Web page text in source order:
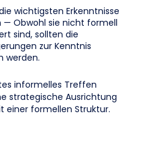
wichtigsten Erkenntnisse
— Obwohl sie nicht formell
sind, sollten die
zur Kenntnis
werden.
informelles Treffen
strategische Ausrichtung
einer formellen Struktur.